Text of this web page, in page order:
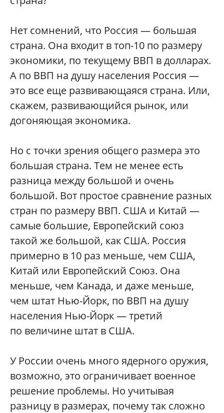
Нет сомнений, что Россия — большая
страна. Она входит в топ-10 по размеру
экономики, по текущему ВВП в долларах.
А по ВВП на душу населения Россия —
это все еще развивающаяся страна. Или,
скажем, развивающийся рынок, или
догоняющая экономика.
Но с точки зрения общего размера это
большая страна. Тем не менее есть
разница между большой и очень
большой. Вот простое сравнение разных
стран по размеру ВВП. США и Китай —
самые большие, Европейский союз
такой же большой, как США. Россия
примерно в 10 раз меньше, чем США,
Китай или Европейский Союз. Она
меньше, чем Канада, и даже меньше,
чем штат Нью-Йорк, по ВВП на душу
населения Нью-Йорк — третий
по величине штат в США.
У России очень много ядерного оружия,
возможно, это ограничивает военное
решение проблемы. Но учитывая
разницу в размерах, почему так сложно